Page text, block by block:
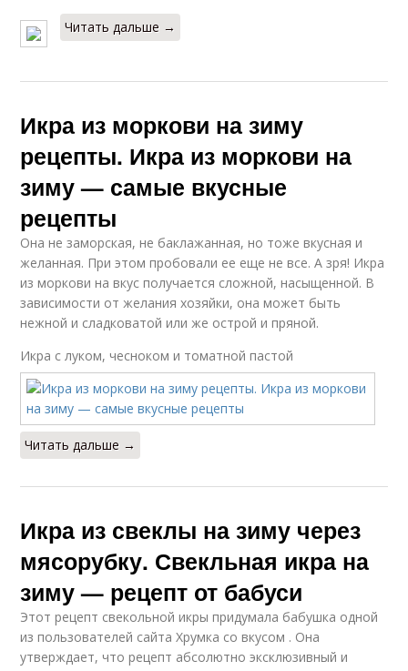
Читать дальше →
Икра из моркови на зиму
рецепты. Икра из моркови на
зиму — самые вкусные
рецепты
Она не заморская, не баклажанная, но тоже вкусная и
желанная. При этом пробовали ее еще не все. А зря! Икра
из моркови на вкус получается сложной, насыщенной. В
зависимости от желания хозяйки, она может быть
нежной и сладковатой или же острой и пряной.
Икра с луком, чесноком и томатной пастой
Читать дальше →
Икра из свеклы на зиму через
мясорубку. Свекльная икра на
зиму — рецепт от бабуси
Этот рецепт свекольной икры придумала бабушка одной
из пользователей сайта Хрумка со вкусом . Она
утверждает, что рецепт абсолютно эксклюзивный и